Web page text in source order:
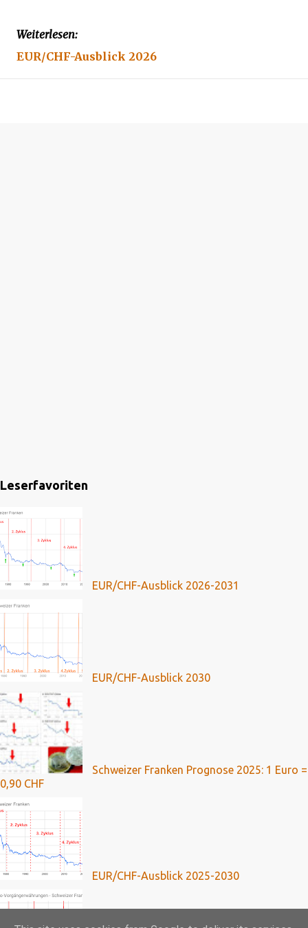
Weiterlesen:
EUR/CHF-Ausblick 2026
Leserfavoriten
EUR/CHF-Ausblick 2026-2031
EUR/CHF-Ausblick 2030
Schweizer Franken Prognose 2025: 1 Euro =
0,90 CHF
EUR/CHF-Ausblick 2025-2030